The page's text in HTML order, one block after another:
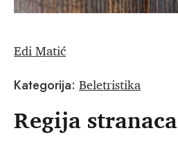
Edi Matić
Kategorija: Beletristika
Regija stranaca